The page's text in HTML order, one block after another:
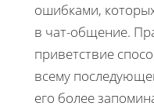
ошибками,
в чат-общение.
приветствие
всему
его более